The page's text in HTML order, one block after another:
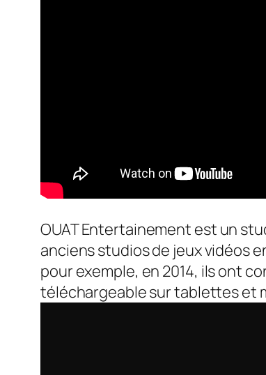
OUAT Entertainement est un
anciens studios de jeux vidéos
pour exemple, en 2014, ils ont
téléchargeable sur tablettes et